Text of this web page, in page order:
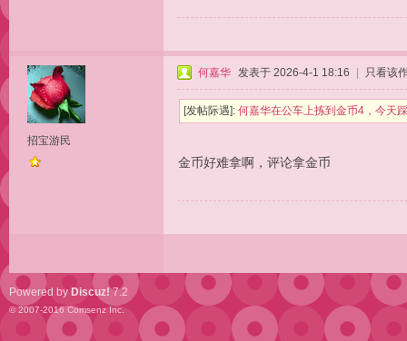
招宝游民
何嘉华 发表于 2026-4-1 18:16 只看该
[发帖际遇]: 何嘉华在公车上拣到金币4，今天
金币好难拿啊，评论拿金币
Powered by Discuz! 7.2
© 2007-2016Comsenz Inc.